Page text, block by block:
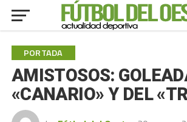
PORTADA
AMISTOSOS:
«CANARIO» Y DEL